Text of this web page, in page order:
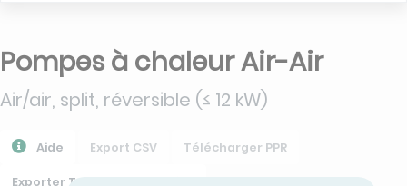
Pompes à chaleur Air-Air
Air/air, split, réversible (≤ 12 kW)
Aide Export CSV Télécharger PPR
Exporter Toutes Les Données